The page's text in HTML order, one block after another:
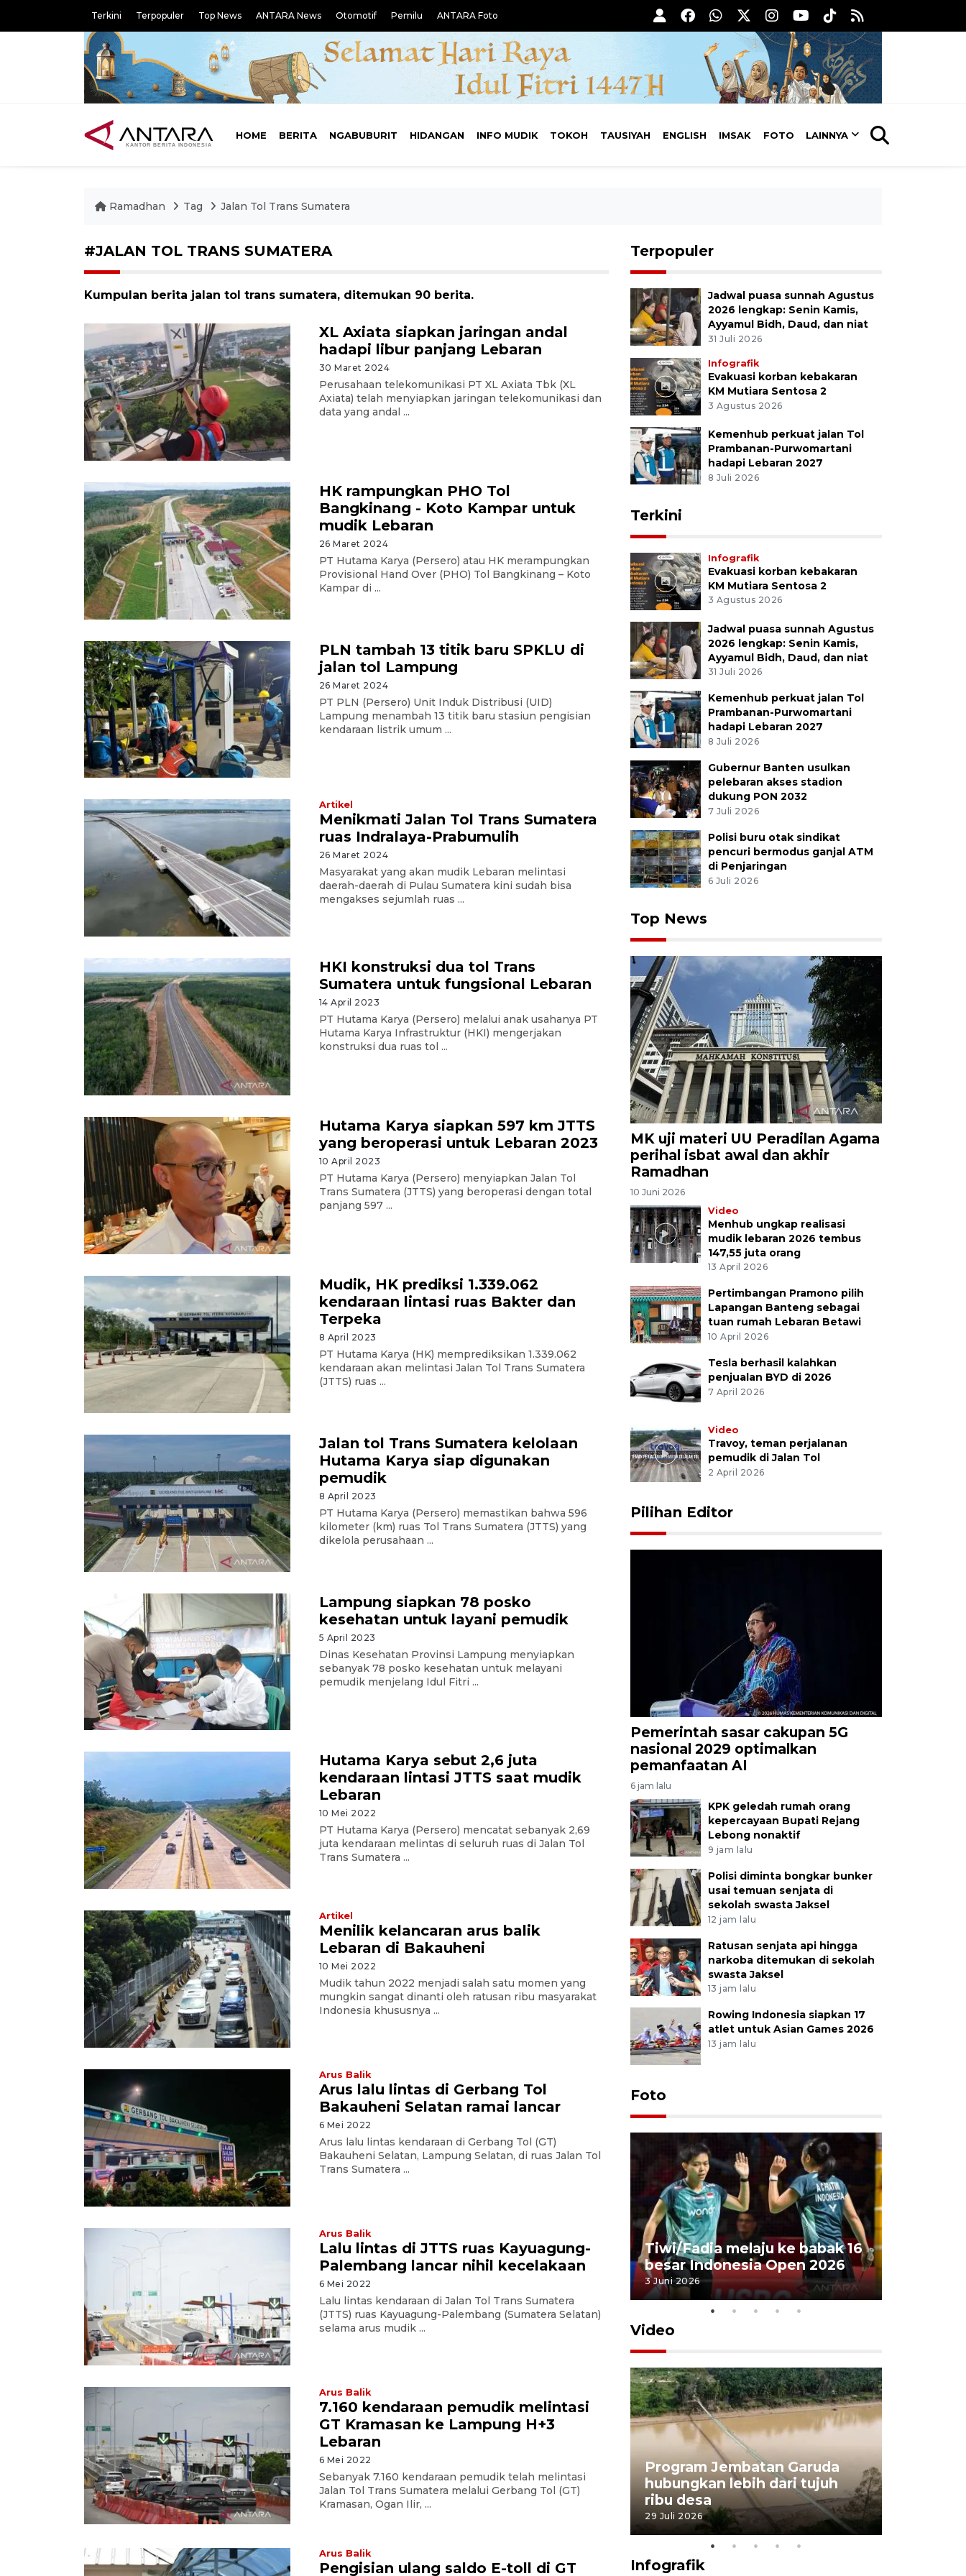
Terkini Terpopuler Top News ANTARA News Otomotif Pemilu ANTARA Foto
HOME BERITA NGABUBURIT HIDANGAN INFO MUDIK TOKOH TAUSIYAH ENGLISH IMSAK FOTO LAINNYA
Ramadhan Tag Jalan Tol Trans Sumatera
#JALAN TOL TRANS SUMATERA
Kumpulan berita jalan tol trans sumatera, ditemukan 90 berita.
XL Axiata siapkan jaringan andal
hadapi libur panjang Lebaran
30 Maret 2024
Perusahaan telekomunikasi PT XL Axiata Tbk (XL
Axiata) telah menyiapkan jaringan telekomunikasi dan
data yang andal ...
HK rampungkan PHO Tol
Bangkinang - Koto Kampar untuk
mudik Lebaran
26 Maret 2024
PT Hutama Karya (Persero) atau HK merampungkan
Provisional Hand Over (PHO) Tol Bangkinang – Koto
Kampar di ...
PLN tambah 13 titik baru SPKLU di
jalan tol Lampung
26 Maret 2024
PT PLN (Persero) Unit Induk Distribusi (UID)
Lampung menambah 13 titik baru stasiun pengisian
kendaraan listrik umum ...
Artikel
Menikmati Jalan Tol Trans Sumatera
ruas Indralaya-Prabumulih
26 Maret 2024
Masyarakat yang akan mudik Lebaran melintasi
daerah-daerah di Pulau Sumatera kini sudah bisa
mengakses sejumlah ruas ...
HKI konstruksi dua tol Trans
Sumatera untuk fungsional Lebaran
14 April 2023
PT Hutama Karya (Persero) melalui anak usahanya PT
Hutama Karya Infrastruktur (HKI) mengerjakan
konstruksi dua ruas tol ...
Hutama Karya siapkan 597 km JTTS
yang beroperasi untuk Lebaran 2023
10 April 2023
PT Hutama Karya (Persero) menyiapkan Jalan Tol
Trans Sumatera (JTTS) yang beroperasi dengan total
panjang 597 ...
Mudik, HK prediksi 1.339.062
kendaraan lintasi ruas Bakter dan
Terpeka
8 April 2023
PT Hutama Karya (HK) memprediksikan 1.339.062
kendaraan akan melintasi Jalan Tol Trans Sumatera
(JTTS) ruas ...
Jalan tol Trans Sumatera kelolaan
Hutama Karya siap digunakan
pemudik
8 April 2023
PT Hutama Karya (Persero) memastikan bahwa 596
kilometer (km) ruas Tol Trans Sumatera (JTTS) yang
dikelola perusahaan ...
Lampung siapkan 78 posko
kesehatan untuk layani pemudik
5 April 2023
Dinas Kesehatan Provinsi Lampung menyiapkan
sebanyak 78 posko kesehatan untuk melayani
pemudik menjelang Idul Fitri ...
Hutama Karya sebut 2,6 juta
kendaraan lintasi JTTS saat mudik
Lebaran
10 Mei 2022
PT Hutama Karya (Persero) mencatat sebanyak 2,69
juta kendaraan melintas di seluruh ruas di Jalan Tol
Trans Sumatera ...
Artikel
Menilik kelancaran arus balik
Lebaran di Bakauheni
10 Mei 2022
Mudik tahun 2022 menjadi salah satu momen yang
mungkin sangat dinanti oleh ratusan ribu masyarakat
Indonesia khususnya ...
Arus Balik
Arus lalu lintas di Gerbang Tol
Bakauheni Selatan ramai lancar
6 Mei 2022
Arus lalu lintas kendaraan di Gerbang Tol (GT)
Bakauheni Selatan, Lampung Selatan, di ruas Jalan Tol
Trans Sumatera ...
Arus Balik
Lalu lintas di JTTS ruas Kayuagung-
Palembang lancar nihil kecelakaan
6 Mei 2022
Lalu lintas kendaraan di Jalan Tol Trans Sumatera
(JTTS) ruas Kayuagung-Palembang (Sumatera Selatan)
selama arus mudik ...
Arus Balik
7.160 kendaraan pemudik melintasi
GT Kramasan ke Lampung H+3
Lebaran
6 Mei 2022
Sebanyak 7.160 kendaraan pemudik telah melintasi
Jalan Tol Trans Sumatera melalui Gerbang Tol (GT)
Kramasan, Ogan Ilir, ...
Arus Balik
Pengisian ulang saldo E-toll di GT
Terpopuler
Jadwal puasa sunnah Agustus
2026 lengkap: Senin Kamis,
Ayyamul Bidh, Daud, dan niat
31 Juli 2026
Infografik
Evakuasi korban kebakaran
KM Mutiara Sentosa 2
3 Agustus 2026
Kemenhub perkuat jalan Tol
Prambanan-Purwomartani
hadapi Lebaran 2027
8 Juli 2026
Terkini
Infografik
Evakuasi korban kebakaran
KM Mutiara Sentosa 2
3 Agustus 2026
Jadwal puasa sunnah Agustus
2026 lengkap: Senin Kamis,
Ayyamul Bidh, Daud, dan niat
31 Juli 2026
Kemenhub perkuat jalan Tol
Prambanan-Purwomartani
hadapi Lebaran 2027
8 Juli 2026
Gubernur Banten usulkan
pelebaran akses stadion
dukung PON 2032
7 Juli 2026
Polisi buru otak sindikat
pencuri bermodus ganjal ATM
di Penjaringan
6 Juli 2026
Top News
MK uji materi UU Peradilan Agama
perihal isbat awal dan akhir
Ramadhan
10 Juni 2026
Video
Menhub ungkap realisasi
mudik lebaran 2026 tembus
147,55 juta orang
13 April 2026
Pertimbangan Pramono pilih
Lapangan Banteng sebagai
tuan rumah Lebaran Betawi
10 April 2026
Tesla berhasil kalahkan
penjualan BYD di 2026
7 April 2026
Video
Travoy, teman perjalanan
pemudik di Jalan Tol
2 April 2026
Pilihan Editor
Pemerintah sasar cakupan 5G
nasional 2029 optimalkan
pemanfaatan AI
6 jam lalu
KPK geledah rumah orang
kepercayaan Bupati Rejang
Lebong nonaktif
9 jam lalu
Polisi diminta bongkar bunker
usai temuan senjata di
sekolah swasta Jaksel
12 jam lalu
Ratusan senjata api hingga
narkoba ditemukan di sekolah
swasta Jaksel
13 jam lalu
Rowing Indonesia siapkan 17
atlet untuk Asian Games 2026
13 jam lalu
Foto
upaya pelestarian budaya di
Ibu Kota
Tiwi/Fadia melaju ke babak 16
besar Indonesia Open 2026
3 Juni 2026
Video
timnas Ramadhan Sananta
kembali asah naluri
Program Jembatan Garuda
hubungkan lebih dari tujuh
ribu desa
29 Juli 2026
Infografik